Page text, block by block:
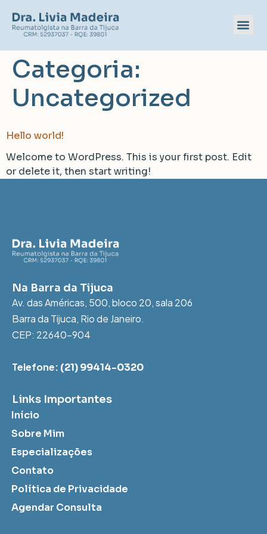
Categoria:
Uncategorized
Hello world!
Welcome to WordPress. This is your first post. Edit
or delete it, then start writing!
Na Barra da Tijuca
Av. das Américas, 500, bloco 20, sala 206
Barra da Tijuca, Rio de Janeiro.
CEP: 22640-904
Telefone: (21) 99414-0320
Links Importantes
Início
Sobre Mim
Especializações
Contato
Política de Privacidade
Agendar Consulta